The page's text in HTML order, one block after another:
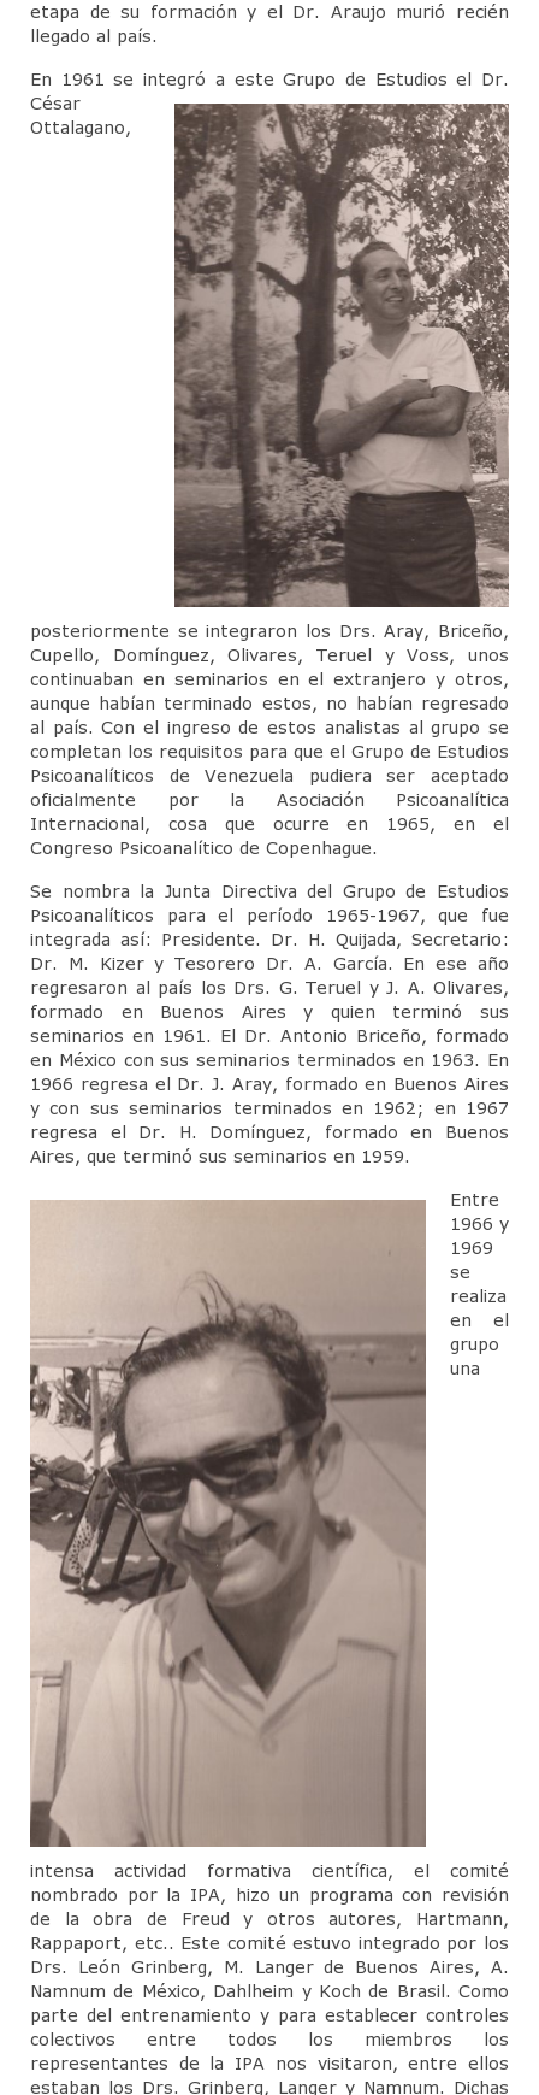
CineForo – La Ladrona de Libros
CineForo – Hannan Arendt
Curso de Psicoterapia Psicoanálitica
Actividades del Mes
Actividades Docentes
Instituto de Psicoanálisis
Admisión
Departamento de Niños y Adolescentes (DNA)
Actividades
Jornadas para Padres
Diplomado de Psicoterapia Psicoanalítica
de Niños y Adolescentes.
Jornadas de Niñas, Niños y Adolescentes
Miembros
Material de Lectura
Servicio Psicoanalítico de Extensión Comunitaria
Actividades
Contacto
Reseñas Bibliograficas
Articulos y/o Libros de Interes
Enlaces Asociados
Contacto
etapa de su formación y el Dr. Araujo murió recién
llegado al país.
En 1961 se integró a este Grupo de Estudios el Dr.
César
Ottalagano,
posteriormente se integraron los Drs. Aray, Briceño,
Cupello, Domínguez, Olivares, Teruel y Voss, unos
continuaban en seminarios en el extranjero y otros,
aunque habían terminado estos, no habían regresado
al país. Con el ingreso de estos analistas al grupo se
completan los requisitos para que el Grupo de Estudios
Psicoanalíticos de Venezuela pudiera ser aceptado
oficialmente por la Asociación Psicoanalítica
Internacional, cosa que ocurre en 1965, en el
Congreso Psicoanalítico de Copenhague.
Se nombra la Junta Directiva del Grupo de Estudios
Psicoanalíticos para el período 1965-1967, que fue
integrada así: Presidente. Dr. H. Quijada, Secretario:
Dr. M. Kizer y Tesorero Dr. A. García. En ese año
regresaron al país los Drs. G. Teruel y J. A. Olivares,
formado en Buenos Aires y quien terminó sus
seminarios en 1961. El Dr. Antonio Briceño, formado
en México con sus seminarios terminados en 1963. En
1966 regresa el Dr. J. Aray, formado en Buenos Aires
y con sus seminarios terminados en 1962; en 1967
regresa el Dr. H. Domínguez, formado en Buenos
Aires, que terminó sus seminarios en 1959.
Entre
1966 y
1969
se
realiza
en el
grupo
una
intensa actividad formativa científica, el comité
nombrado por la IPA, hizo un programa con revisión
de la obra de Freud y otros autores, Hartmann,
Rappaport, etc.. Este comité estuvo integrado por los
Drs. León Grinberg, M. Langer de Buenos Aires, A.
Namnum de México, Dahlheim y Koch de Brasil. Como
parte del entrenamiento y para establecer controles
colectivos entre todos los miembros los
representantes de la IPA nos visitaron, entre ellos
estaban los Drs. Grinberg, Langer y Namnum. Dichas